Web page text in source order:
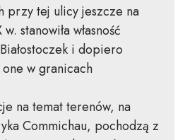
przy tej ulicy jeszcze na
stanowiła własność
i dopiero
one w granicach
na temat terenów, na
Commichau, pochodzą z